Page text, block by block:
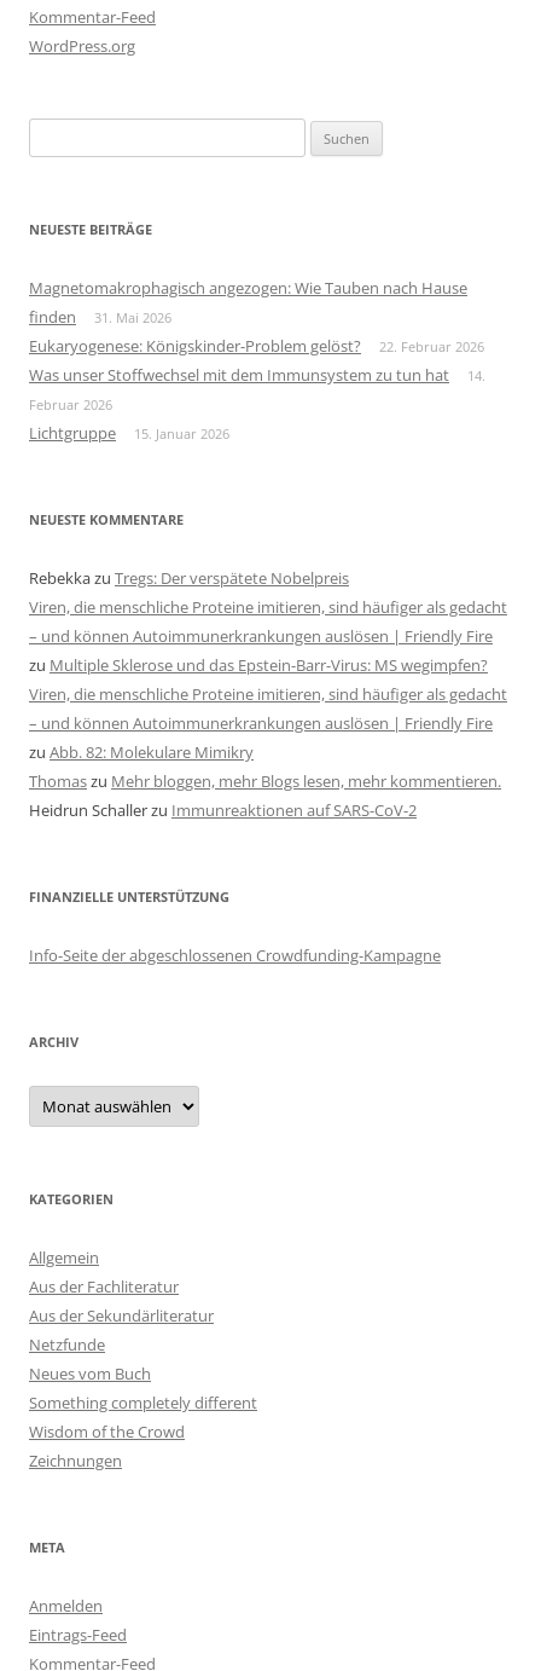
Kommentar-Feed
WordPress.org
nach:
NEUESTE BEITRÄGE
Magnetomakrophagisch angezogen: Wie Tauben nach Hause
finden
31. Mai 2026
Eukaryogenese: Königskinder-Problem gelöst? 22. Februar 2026
Was unser Stoffwechsel mit dem Immunsystem zu tun hat
14.
Februar 2026
Lichtgruppe 15. Januar 2026
NEUESTE KOMMENTARE
Rebekkazu Tregs: Der verspätete Nobelpreis
Viren, die menschliche Proteine imitieren, sind häufiger als gedacht
– und können Autoimmunerkrankungen auslösen | Friendly Fire
zu Multiple Sklerose und das Epstein-Barr-Virus: MS wegimpfen?
Viren, die menschliche Proteine imitieren, sind häufiger als gedacht
– und können Autoimmunerkrankungen auslösen | Friendly Fire
zu Abb. 82: Molekulare Mimikry
Thomaszu Mehr bloggen, mehr Blogs lesen, mehr kommentieren.
Heidrun Schallerzu Immunreaktionen auf SARS-CoV-2
FINANZIELLE UNTERSTÜTZUNG
Info-Seite der abgeschlossenen Crowdfunding-Kampagne
ARCHIV
Archiv
KATEGORIEN
Allgemein
Aus der Fachliteratur
Aus der Sekundärliteratur
Netzfunde
Neues vom Buch
Something completely different
Wisdom of the Crowd
Zeichnungen
META
Anmelden
Eintrags-Feed
Kommentar-Feed